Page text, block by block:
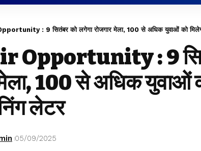
: 9 सितंबर को लगेगा रोजगार मेला, 100 से अधिक युवाओं को मिलेगा
Opportunity : 9
100 से अधिक युवाओं
लेटर
05/09/2025